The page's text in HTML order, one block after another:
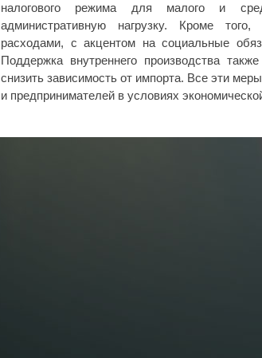
налогового режима для малого и
административную нагрузку. Кроме
расходами, с акцентом на социальные
Поддержка внутреннего производства
снизить зависимость от импорта. Все эти
и предпринимателей в условиях